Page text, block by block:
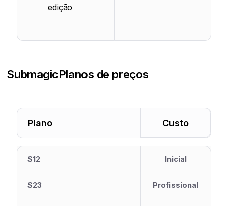
edição
SubmagicPlanos de preços
Plano Custo
$12 Inicial
$23 Profissional